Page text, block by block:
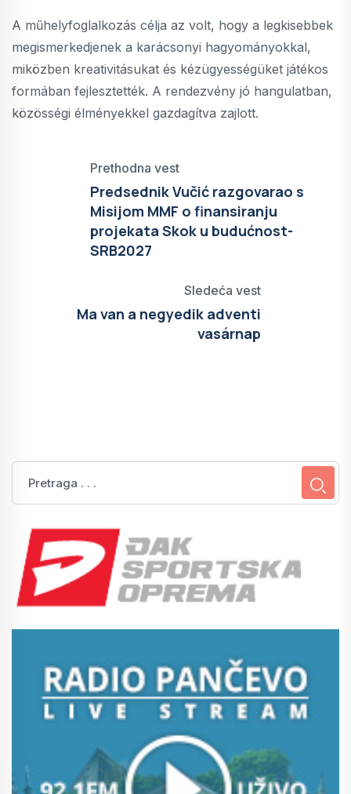
A műhelyfoglalkozás célja az volt, hogy a legkisebbek
megismerkedjenek a karácsonyi hagyományokkal,
miközben kreativitásukat és kézügyességüket játékos
formában fejlesztették. A rendezvény jó hangulatban,
közösségi élményekkel gazdagítva zajlott.
Prethodna vest
Predsednik Vučić razgovarao s
Misijom MMF o finansiranju
projekata Skok u budućnost-
SRB2027
Sledeća vest
Ma van a negyedik adventi
vasárnap